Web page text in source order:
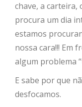
chave, a carteira,
procura um dia
estamos
nossa cara!!! Em
algum problema
E sabe por que
desfocamos.